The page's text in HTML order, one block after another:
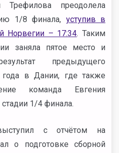
преодолела
1/8 финала, уступив в
Норвегии – 17:34. Таким
заняла пятое место и
предыдущего
в Дании, где также
команда Евгения
1/4 финала.
с отчётом на
о подготовке сборной